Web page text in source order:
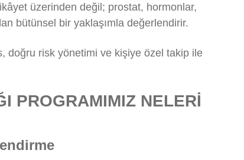
üzerinden değil; prostat, hormonlar,
bütünsel bir yaklaşımla değerlendirir.
doğru risk yönetimi ve kişiye özel takip ile
PROGRAMIMIZ NELERİ